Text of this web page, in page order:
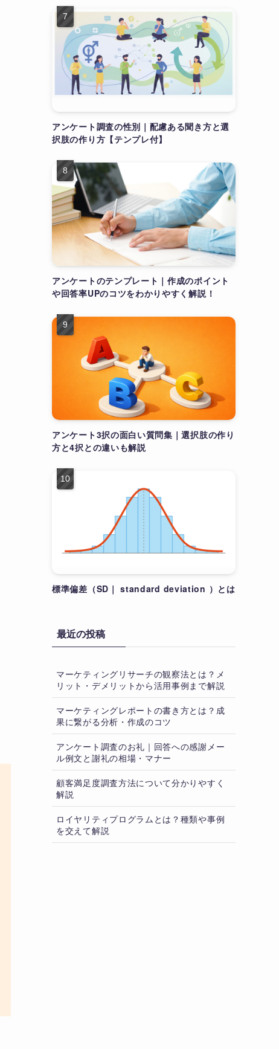
アンケート調査の性別｜配慮ある聞き方と選
択肢の作り方【テンプレ付】
アンケートのテンプレート｜作成のポイント
や回答率UPのコツをわかりやすく解説！
アンケート3択の面白い質問集｜選択肢の作り
方と4択との違いも解説
標準偏差（SD｜ standard deviation ）とは
最近の投稿
マーケティングリサーチの観察法とは？メ
リット・デメリットから活用事例まで解説
マーケティングレポートの書き方とは？成
果に繋がる分析・作成のコツ
アンケート調査のお礼｜回答への感謝メー
ル例文と謝礼の相場・マナー
顧客満足度調査方法について分かりやすく
解説
ロイヤリティプログラムとは？種類や事例
を交えて解説